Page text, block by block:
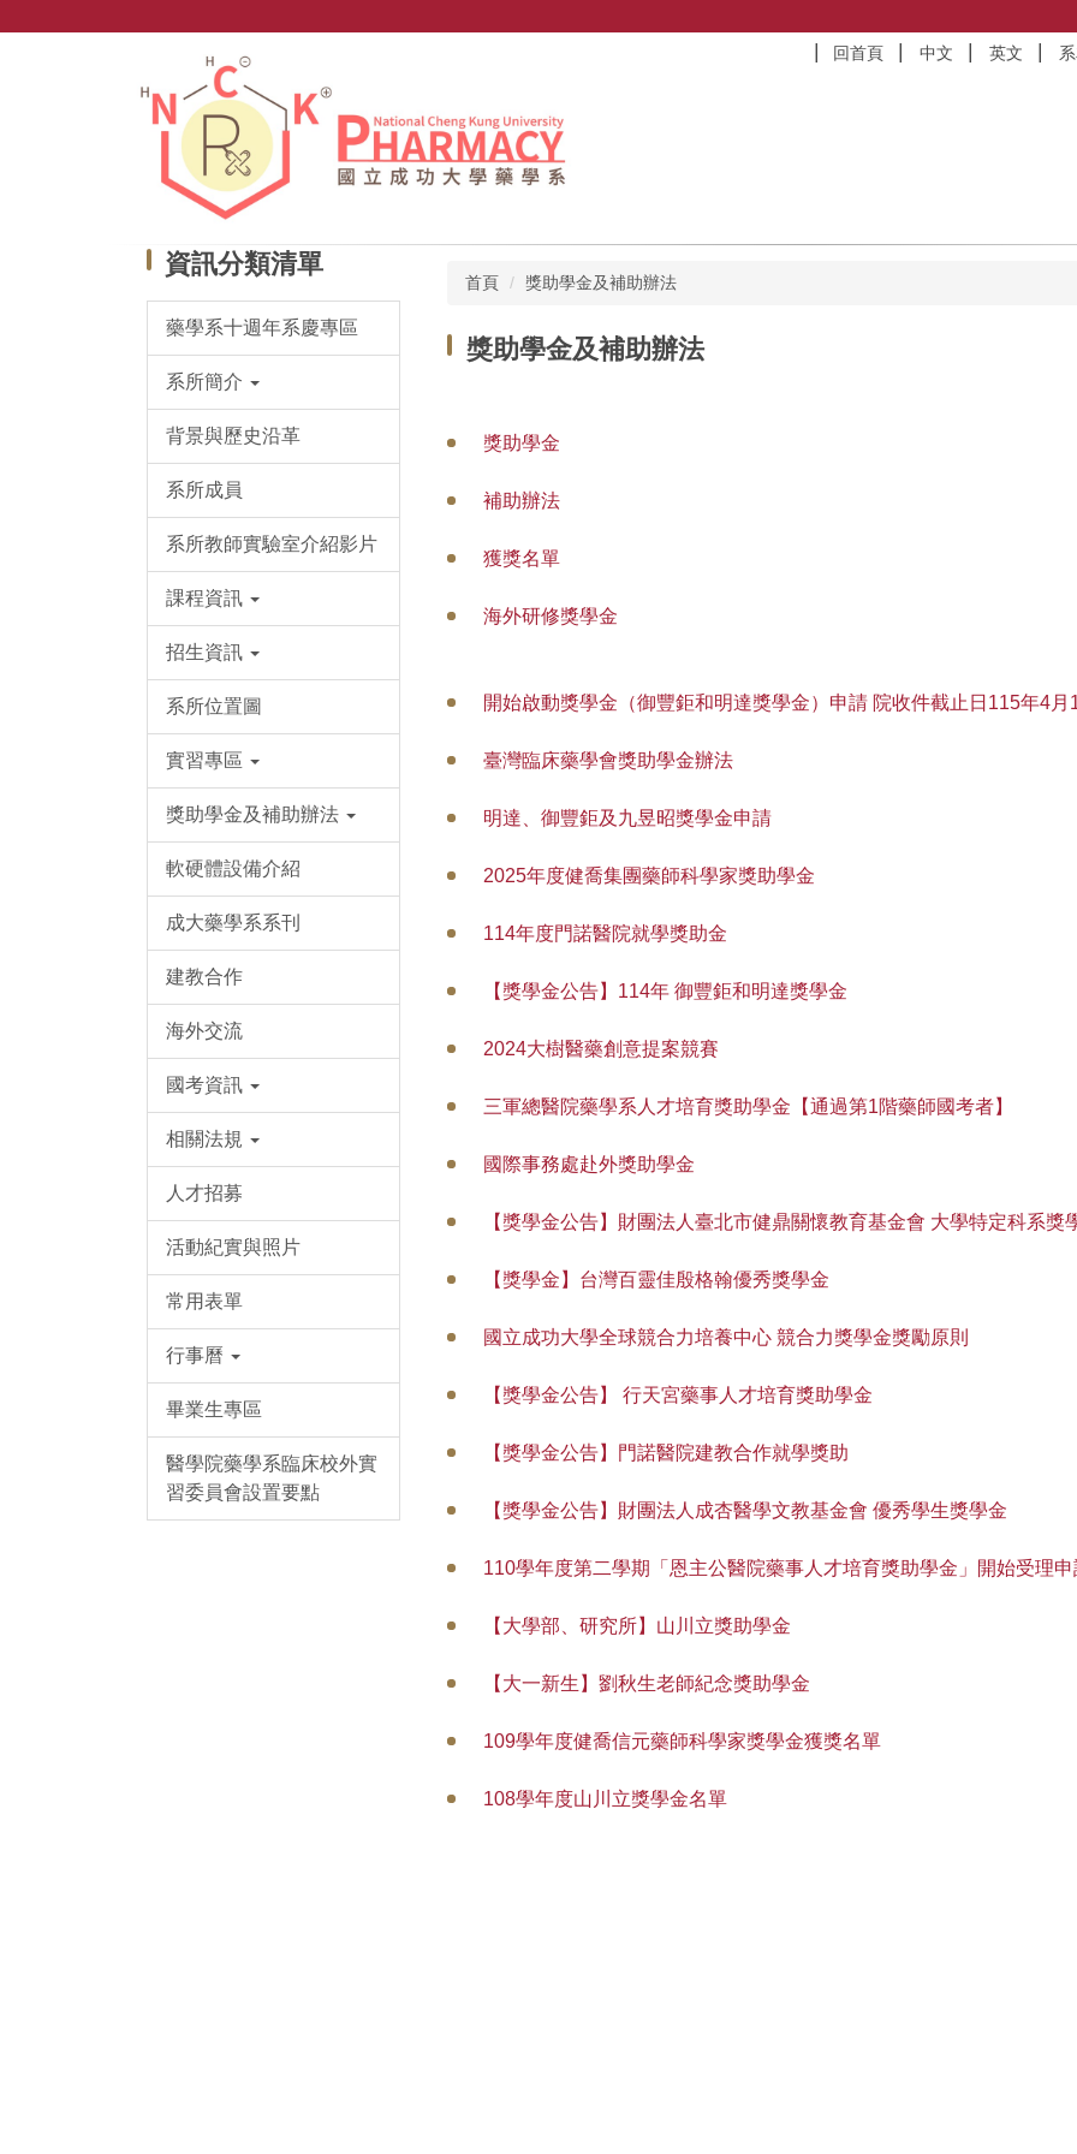
回首頁 中文 英文
資訊分類清單
藥學系十週年系慶專區
系所簡介
背景與歷史沿革
系所成員
系所教師實驗室介紹影片
課程資訊
招生資訊
系所位置圖
實習專區
獎助學金及補助辦法
軟硬體設備介紹
成大藥學系系刊
建教合作
海外交流
國考資訊
相關法規
人才招募
活動紀實與照片
常用表單
行事曆
畢業生專區
醫學院藥學系臨床校外實
習委員會設置要點
首頁 獎助學金及補助辦法
獎助學金及補助辦法
獎助學金
補助辦法
獲獎名單
海外研修獎學金
開始啟動獎學金（御豐鉅和明達獎學金）申請 院收件截止日115年4月
臺灣臨床藥學會獎助學金辦法
明達、御豐鉅及九昱昭獎學金申請
2025年度健喬集團藥師科學家獎助學金
114年度門諾醫院就學獎助金
【獎學金公告】114年 御豐鉅和明達獎學金
2024大樹醫藥創意提案競賽
三軍總醫院藥學系人才培育獎助學金【通過第1階藥師國考者】
國際事務處赴外獎助學金
【獎學金公告】財團法人臺北市健鼎關懷教育基金會 大學特定科系獎
【獎學金】台灣百靈佳殷格翰優秀獎學金
國立成功大學全球競合力培養中心 競合力獎學金獎勵原則
【獎學金公告】 行天宮藥事人才培育獎助學金
【獎學金公告】門諾醫院建教合作就學獎助
【獎學金公告】財團法人成杏醫學文教基金會 優秀學生獎學金
110學年度第二學期「恩主公醫院藥事人才培育獎助學金」開始受理申
【大學部、研究所】山川立獎助學金
【大一新生】劉秋生老師紀念獎助學金
109學年度健喬信元藥師科學家獎學金獲獎名單
108學年度山川立獎學金名單